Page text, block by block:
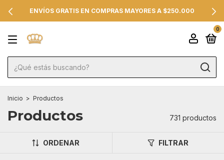
20% OFF TRANSFER O EFECTIVO EN JOYAS DE PLATA 925
0
Inicio > Productos
Productos 731 productos
ORDENAR FILTRAR